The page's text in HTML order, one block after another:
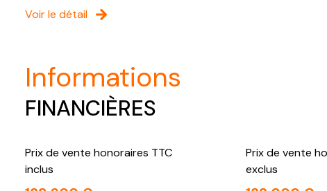
Voir le détail
informations
FINANCIÈRES
Prix de vente honoraires TTC
inclus
Prix de vente
exclus